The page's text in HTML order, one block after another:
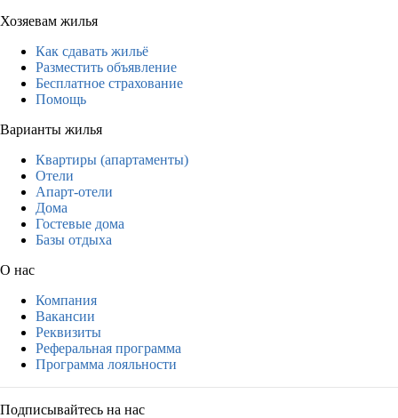
Хозяевам жилья
Как сдавать жильё
Разместить объявление
Бесплатное страхование
Помощь
Варианты жилья
Квартиры (апартаменты)
Отели
Апарт-отели
Дома
Гостевые дома
Базы отдыха
О нас
Компания
Вакансии
Реквизиты
Реферальная программа
Программа лояльности
Подписывайтесь на нас